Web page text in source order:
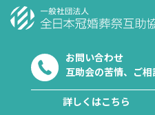
お問い合わせ
互助会の苦情、ご相
詳しくはこちら